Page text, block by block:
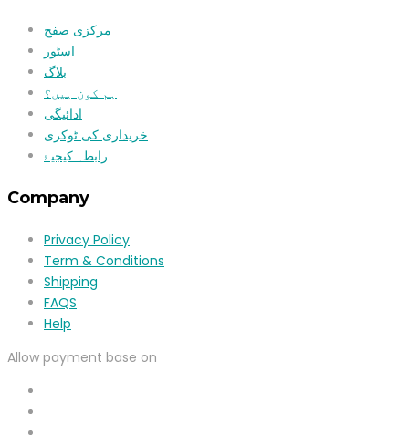
مرکزی صفح
اسٹور
بلاگ
ہم کون ہیں؟
ادائیگی
خریداری کی ٹوکری
رابطہ کیجیۓ
Company
Privacy Policy
Term & Conditions
Shipping
FAQS
Help
Allow payment base on